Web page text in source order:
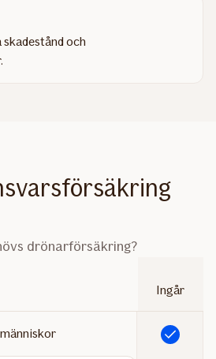
och
drönarförsäkring?
Ingår
Ingår